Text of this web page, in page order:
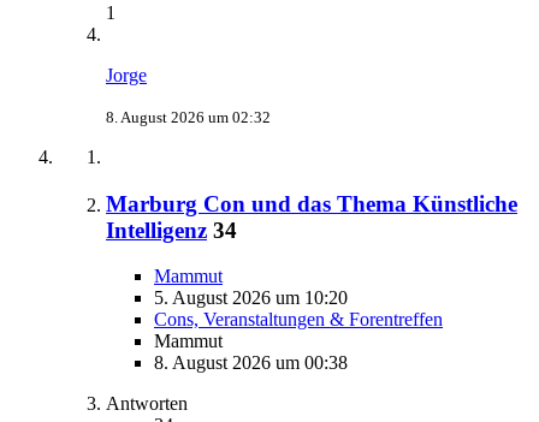
1
Jorge
8. August 2026 um 02:32
Marburg Con und das Thema Künstliche
Intelligenz 34
Mammut
5. August 2026 um 10:20
Cons, Veranstaltungen & Forentreffen
Mammut
8. August 2026 um 00:38
Antworten